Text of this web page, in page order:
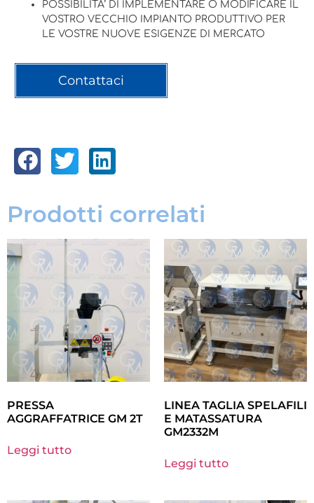
POSSIBILITA’ DI IMPLEMENTARE O MODIFICARE IL
VOSTRO VECCHIO IMPIANTO PRODUTTIVO PER
LE VOSTRE NUOVE ESIGENZE DI MERCATO
Contattaci
Prodotti correlati
PRESSA
AGGRAFFATRICE GM 2T
Leggi tutto
LINEA TAGLIA SPELAFILI
E MATASSATURA
GM2332M
Leggi tutto